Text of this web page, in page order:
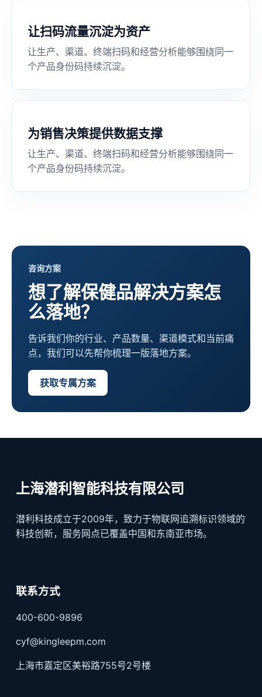
让扫码流量沉淀为资产
让生产、渠道、终端扫码和经营分析能够围绕同一
个产品身份码持续沉淀。
为销售决策提供数据支撑
让生产、渠道、终端扫码和经营分析能够围绕同一
个产品身份码持续沉淀。
咨询方案
想了解保健品解决方案怎
么落地？
告诉我们你的行业、产品数量、渠道模式和当前痛
点，我们可以先帮你梳理一版落地方案。
获取专属方案
上海潜利智能科技有限公司
潜利科技成立于2009年，致力于物联网追溯标识领域的
科技创新，服务网点已覆盖中国和东南亚市场。
联系方式
400-600-9896
cyf@kingleepm.com
上海市嘉定区美裕路755号2号楼